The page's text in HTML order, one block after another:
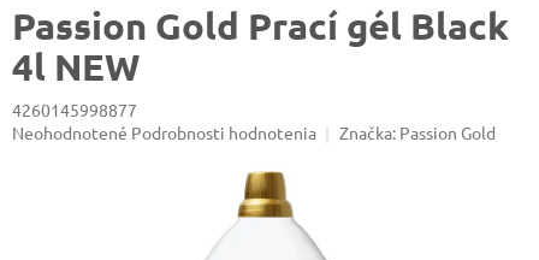
Passion Gold Prací gél Black
4l NEW
4260145998877
Priemerné
Neohodnotené Podrobnosti hodnotenia Značka: Passion Gold